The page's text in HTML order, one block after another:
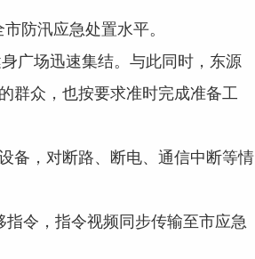
防汛应急处置水平。
广场迅速集结。与此同时，东源
群众，也按要求准时完成准备工
备，对断路、断电、通信中断等情
令，指令视频同步传输至市应急